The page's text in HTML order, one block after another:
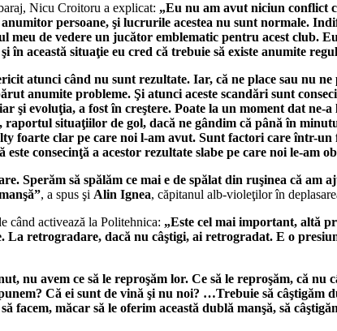
Nicu Croitoru a explicat: „Eu nu am avut niciun conflict
persoane, şi lucrurile acestea nu sunt normale.
de vedere un jucător emblematic pentru acest club.
această situaţie eu cred că trebuie să existe anumite
atunci când nu sunt rezultate. Iar, că ne place sau nu ne
anumite probleme. Şi atunci aceste scandări sunt
evoluţia, a fost în creştere. Poate la un moment dat ne-
situaţiilor de gol, dacă ne gândim că până în
foarte clar pe care noi l-am avut. Sunt factori care într-
consecinţă a acestor rezultate slabe pe care noi le-am
Sperăm să spălăm ce mai e de spălat din ruşinea că am
, a spus şi Alin Ignea, căpitanul alb-violeţilor în
când activează la Politehnica: „Este cel mai important, altă
retrogradare, dacă nu câştigi, ai retrogradat. E o
nu avem ce să le reproşăm lor. Ce să le reproşăm, că
Că ei sunt de vină şi nu noi? …Trebuie să câştigăm
facem, măcar să le oferim această dublă manşă, să